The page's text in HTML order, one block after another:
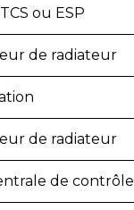
ou ESP
de radiateur
de radiateur
de contrôle